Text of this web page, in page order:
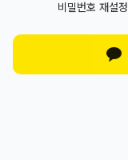
비밀번호 재설정